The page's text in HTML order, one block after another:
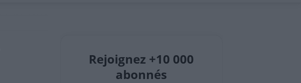
Rejoignez +10 000
abonnés